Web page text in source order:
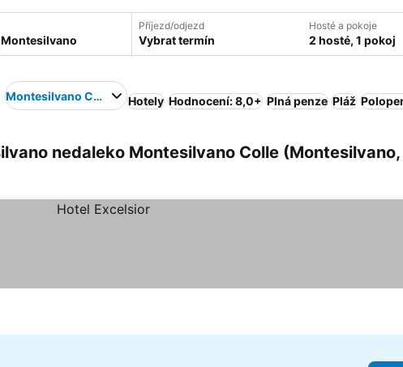
Příjezd/odjezd
Vybrat termín
Hosté a pokoje
2 hosté, 1 pokoj
Montesilvano Colle Hotely Hodnocení: 8,0+ Plná penze Pláž
nedaleko Montesilvano Colle (Montesilvano,